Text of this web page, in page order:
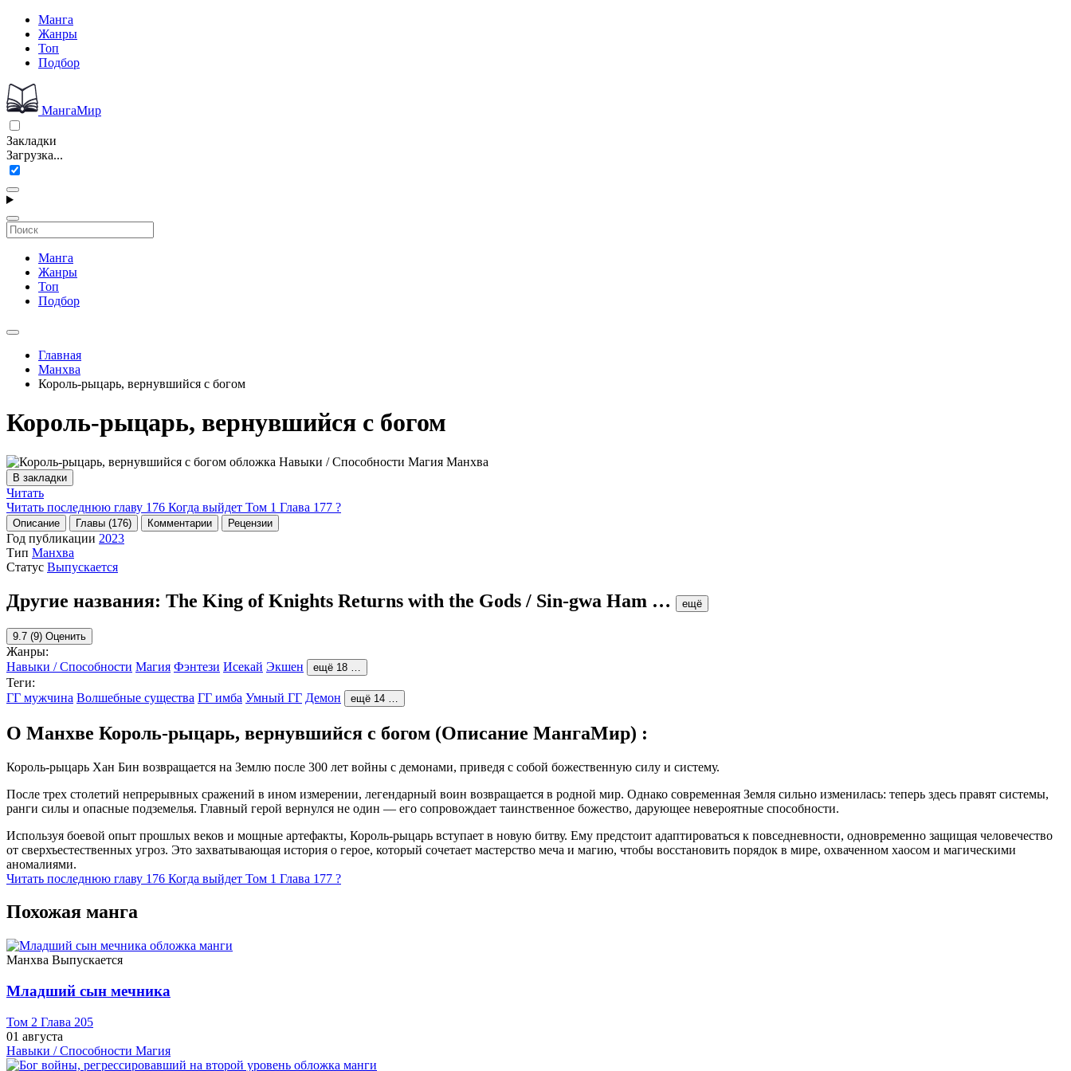
Манга
Жанры
Топ
Подбор
МангаМир
Закладки
Загрузка...
Манга
Жанры
Топ
Подбор
Главная
Манхва
Король-рыцарь, вернувшийся с богом
Король-рыцарь, вернувшийся с богом
В закладки
Читать
Читать последнюю главу 176 Когда выйдет Том 1 Глава 177 ?
Описание Главы (176) Комментарии Рецензии
Год публикации 2023
Тип Манхва
Статус Выпускается
Другие названия: The King of Knights Returns with the Gods / Sin-gwa Ham … ещё
9.7 (9) Оценить
Жанры:
Навыки / Способности Магия Фэнтези Исекай Экшен ещё 18 …
Теги:
ГГ мужчина Волшебные существа ГГ имба Умный ГГ Демон ещё 14 …
О Манхве Король-рыцарь, вернувшийся с богом (Описание МангаМир) :
Король-рыцарь Хан Бин возвращается на Землю после 300 лет войны с демонами, приведя с собой божественную силу и систему.
После трех столетий непрерывных сражений в ином измерении, легендарный воин возвращается в родной мир. Однако современная Земля сильно изменилась: теперь здесь правят системы,
ранги силы и опасные подземелья. Главный герой вернулся не один — его сопровождает таинственное божество, дарующее невероятные способности.
Используя боевой опыт прошлых веков и мощные артефакты, Король-рыцарь вступает в новую битву. Ему предстоит адаптироваться к повседневности, одновременно защищая человечество
от сверхъестественных угроз. Это захватывающая история о герое, который сочетает мастерство меча и магию, чтобы восстановить порядок в мире, охваченном хаосом и магическими
аномалиями.
Читать последнюю главу 176 Когда выйдет Том 1 Глава 177 ?
Похожая манга
Манхва Выпускается
Младший сын мечника
Том 2 Глава 205
01 августа
Навыки / Способности Магия